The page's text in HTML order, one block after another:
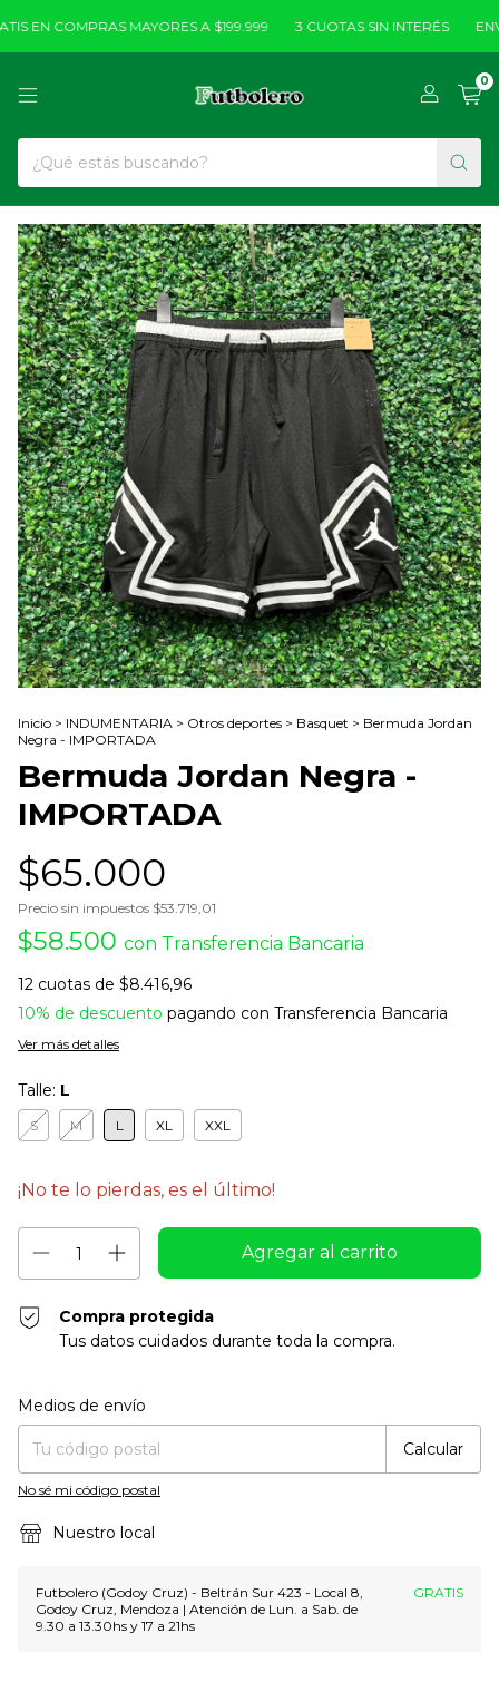
EN COMPRAS MAYORES A $199.999 3 CUOTAS SIN INTERÉS
0
Inicio > INDUMENTARIA > Otros deportes > Basquet > Bermuda Jordan
Negra - IMPORTADA
Bermuda Jordan Negra -
IMPORTADA
$65.000
Precio sin impuestos $53.719,01
$58.500 con Transferencia Bancaria
12 cuotas de $8.416,96
10% de descuento pagando con Transferencia Bancaria
Ver más detalles
Talle: L
S M L XL XXL
¡No te lo pierdas, es el último!
Compra protegida
Tus datos cuidados durante toda la compra.
Entregas para el CP:
Medios de envío
Calcular
No sé mi código postal
Nuestro local
Futbolero (Godoy Cruz) - Beltrán Sur 423 - Local 8,
Godoy Cruz, Mendoza | Atención de Lun. a Sab. de
9.30 a 13.30hs y 17 a 21hs
GRATIS